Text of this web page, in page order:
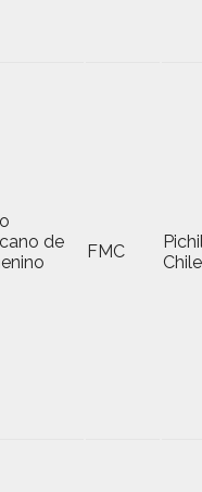
de
FMC
Chile